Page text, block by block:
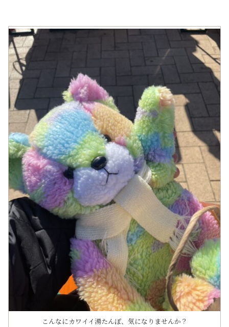
こんなにカワイイ湯たんぽ、気になりませんか？